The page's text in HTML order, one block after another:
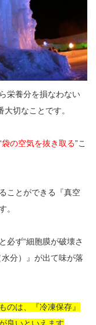
栄養分を損なわない
切なことです。
袋の空気を抜き取る”こ
ことができる『真空
。
必ず“細胞膜が破壊さ
分）』が出て味が落
のは、『冷凍保存』
良いといえます。